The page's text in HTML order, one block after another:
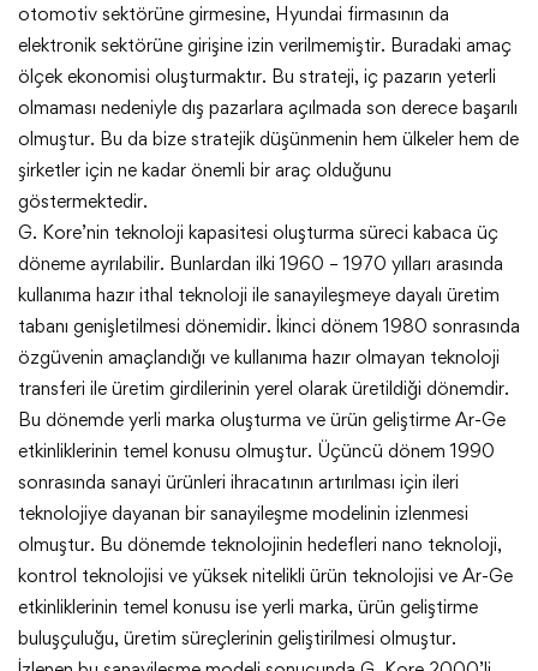
otomotiv sektörüne girmesine, Hyundai firmasının da
elektronik sektörüne girişine izin verilmemiştir. Buradaki amaç
ölçek ekonomisi oluşturmaktır. Bu strateji, iç pazarın yeterli
olmaması nedeniyle dış pazarlara açılmada son derece başarılı
olmuştur. Bu da bize stratejik düşünmenin hem ülkeler hem de
şirketler için ne kadar önemli bir araç olduğunu
göstermektedir.
G. Kore’nin teknoloji kapasitesi oluşturma süreci kabaca üç
döneme ayrılabilir. Bunlardan ilki 1960 – 1970 yılları arasında
kullanıma hazır ithal teknoloji ile sanayileşmeye dayalı üretim
tabanı genişletilmesi dönemidir. İkinci dönem 1980 sonrasında
özgüvenin amaçlandığı ve kullanıma hazır olmayan teknoloji
transferi ile üretim girdilerinin yerel olarak üretildiği dönemdir.
Bu dönemde yerli marka oluşturma ve ürün geliştirme Ar-Ge
etkinliklerinin temel konusu olmuştur. Üçüncü dönem 1990
sonrasında sanayi ürünleri ihracatının artırılması için ileri
teknolojiye dayanan bir sanayileşme modelinin izlenmesi
olmuştur. Bu dönemde teknolojinin hedefleri nano teknoloji,
kontrol teknolojisi ve yüksek nitelikli ürün teknolojisi ve Ar-Ge
etkinliklerinin temel konusu ise yerli marka, ürün geliştirme
buluşçuluğu, üretim süreçlerinin geliştirilmesi olmuştur.